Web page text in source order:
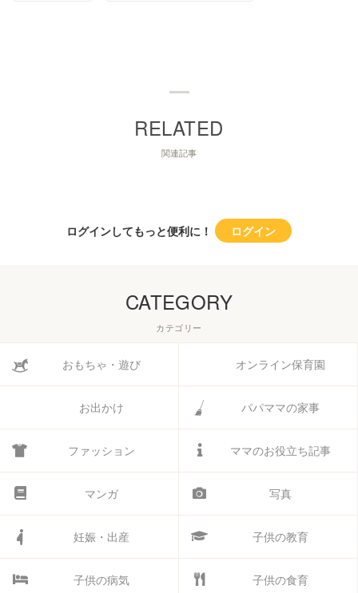
関連記事
ログインしてもっと便利に！ ログイン
CATEGORY
カテゴリー
おもちゃ・遊び オンライン保育園
お出かけ パパママの家事
ファッション ママのお役立ち記事
マンガ 写真
妊娠・出産 子供の教育
子供の病気 子供の食育